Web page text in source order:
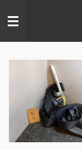
direct
hoofdinhoud